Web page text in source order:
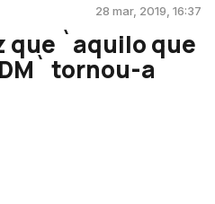
28 mar, 2019, 16:37
que `aquilo que
tornou-a